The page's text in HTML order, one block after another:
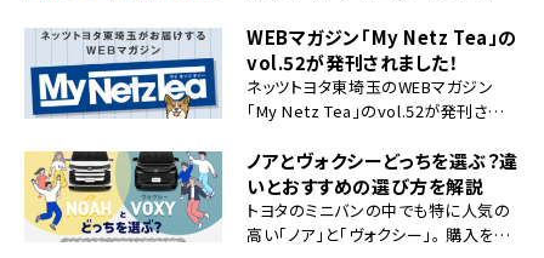
施日】 ・2026年9月26日(土)～9月27
日(日) ※キャンプ場のご利用は、2026
年9月26日(土)10 […]
WEBマガジン「My Netz Tea」の
vol.52が発刊されました！
ネッツトヨタ東埼玉のWEBマガジン
「My Netz Tea」のvol.52が発刊され
がれてきた小鹿野の村歌舞伎」の特集
を掲載。 是非、ご覧ください！ さらにマ
イネッツのアプリ会員様 […]
ノアとヴォクシーどっちを選ぶ？違
いとおすすめの選び方を解説
トヨタのミニバンの中でも特に人気の
高い「ノア」と「ヴォクシー」。 購入を検